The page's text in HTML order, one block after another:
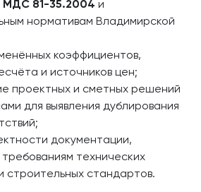
МДС 81-35.2004 и
нормативам Владимирской
коэффициентов,
и источников цен;
проектных и сметных решений
для выявления дублирования
документации,
технических
строительных стандартов.